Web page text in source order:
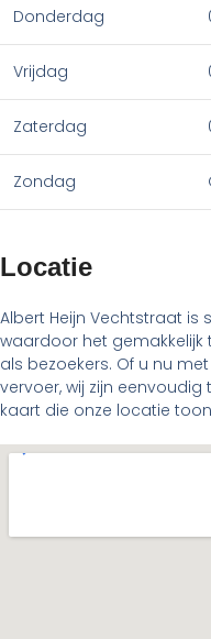
Donderdag
Vrijdag
Zaterdag
Zondag
Locatie
Albert Heijn Vechtstraat is
waardoor het gemakkelijk
als bezoekers. Of u nu
vervoer, wij zijn eenvoudig
kaart die onze locatie